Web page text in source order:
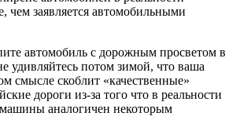
чем заявляется автомобильными
автомобиль с дорожным просветом в
удивляйтесь потом зимой, что ваша
смысле скоблит «качественные»
дороги из-за того что в реальности
аналогичен некоторым